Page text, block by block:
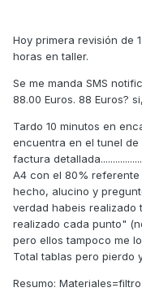
Hoy primera revisión de
horas en taller.
Se me manda SMS
88.00 Euros. 88 Euros?
Tardo 10 minutos en
encuentra en el tunel de
factura
A4 con el 80%
hecho, alucino y
verdad habeis realizado
realizado cada punto"
pero ellos tampoco me
Total tablas pero pierdo
Resumo: